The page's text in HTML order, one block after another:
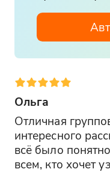
живописном
атмосферу
где вы
природы и
Ольга
Отличная
интересного
всё было
всем, кто хочет